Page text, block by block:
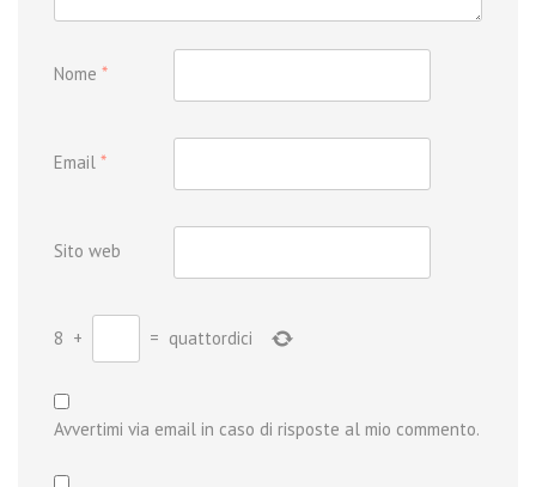
Nome *
Email *
Sito web
8 + = quattordici
Avvertimi via email in caso di risposte al mio commento.